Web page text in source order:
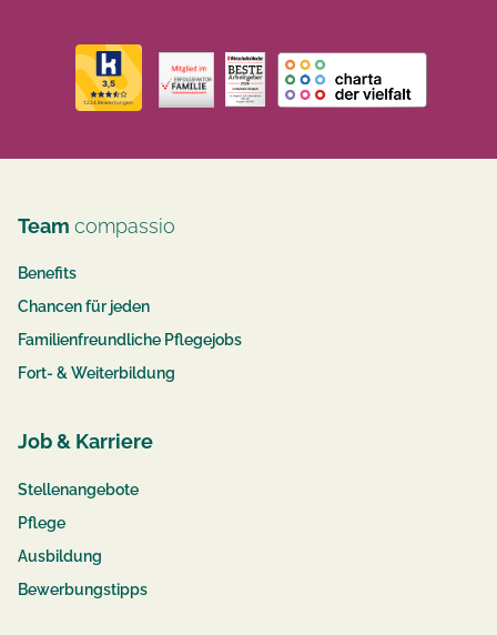
Team compassio
Benefits
Chancen für jeden
Familienfreundliche Pflegejobs
Fort- & Weiterbildung
Job & Karriere
Stellenangebote
Pflege
Ausbildung
Bewerbungstipps